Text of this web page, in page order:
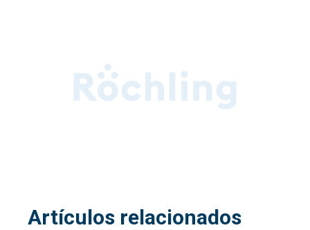
Artículos relacionados